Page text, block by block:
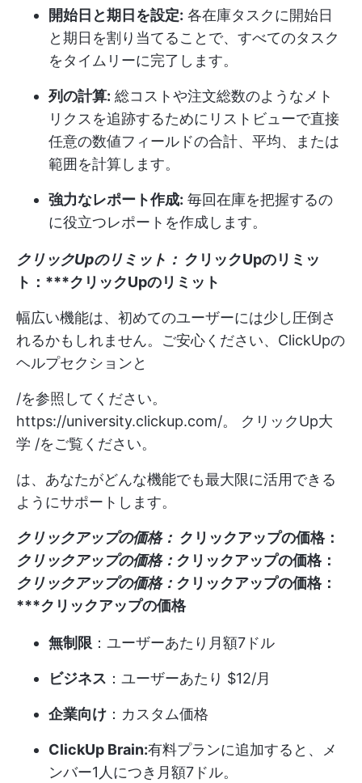
開始日と期日を設定: 各在庫タスクに開始日
と期日を割り当てることで、すべてのタスク
をタイムリーに完了します。
列の計算: 総コストや注文総数のようなメト
リクスを追跡するためにリストビューで直接
任意の数値フィールドの合計、平均、または
範囲を計算します。
強力なレポート作成: 毎回在庫を把握するの
に役立つレポートを作成します。
クリックUpのリミット： クリックUpのリミッ
ト：***クリックUpのリミット
幅広い機能は、初めてのユーザーには少し圧倒さ
れるかもしれません。ご安心ください、ClickUpの
ヘルプセクションと
/を参照してください。
https://university.clickup.com/。
クリックUp大
学 /をご覧ください。
は、あなたがどんな機能でも最大限に活用できる
ようにサポートします。
クリックアップの価格： クリックアップの価格：
クリックアップの価格： クリックアップの価格：
クリックアップの価格： クリックアップの価格：
***クリックアップの価格
無制限 ：ユーザーあたり月額7ドル
ビジネス ：ユーザーあたり $12/月
企業向け ：カスタム価格
ClickUp Brain:有料プランに追加すると、メ
ンバー1人につき月額7ドル。